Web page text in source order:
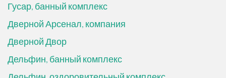
Гусар, банный комплекс
Дверной Арсенал, компания
Дверной Двор
Дельфин, банный комплекс